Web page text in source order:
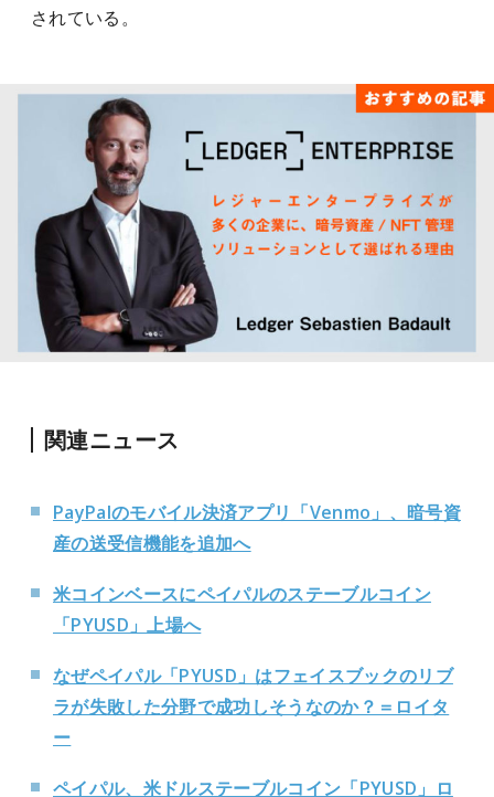
されている。
関連ニュース
PayPalのモバイル決済アプリ「Venmo」、暗号資
産の送受信機能を追加へ
米コインベースにペイパルのステーブルコイン
「PYUSD」上場へ
なぜペイパル「PYUSD」はフェイスブックのリブ
ラが失敗した分野で成功しそうなのか？＝ロイタ
ー
ペイパル、米ドルステーブルコイン「PYUSD」ロ